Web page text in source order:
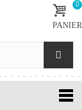
0
PANIER